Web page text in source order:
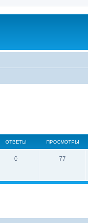
ОТВЕТЫ ПРОСМОТРЫ
0 77